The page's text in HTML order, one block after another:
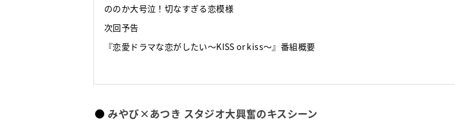
ののか大号泣！切なすぎる恋模様
次回予告
『恋愛ドラマな恋がしたい～KISS or kiss～』番組概要
みやび×あつき スタジオ大興奮のキスシーン